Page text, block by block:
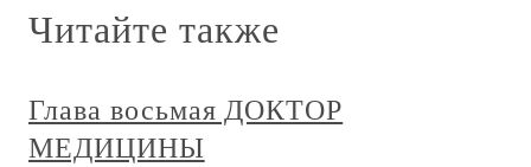
Читайте также
Глава восьмая ДОКТОР
МЕДИЦИНЫ